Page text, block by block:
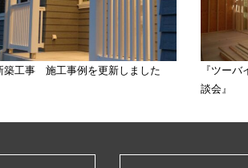
築工事 施工事例を更新しました
『ツー
談会』